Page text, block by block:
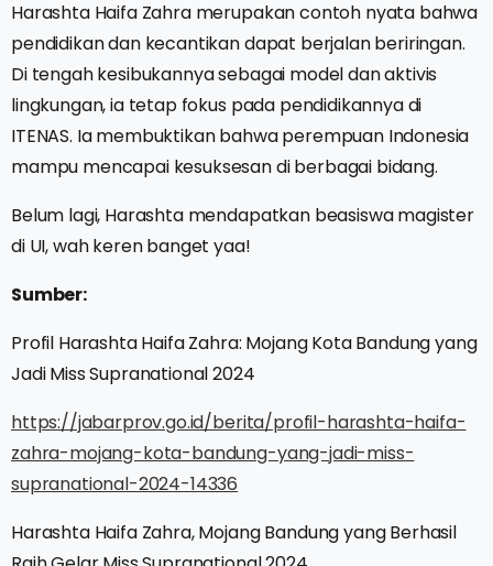
Harashta Haifa Zahra merupakan contoh nyata bahwa
pendidikan dan kecantikan dapat berjalan beriringan.
Di tengah kesibukannya sebagai model dan aktivis
lingkungan, ia tetap fokus pada pendidikannya di
ITENAS. Ia membuktikan bahwa perempuan Indonesia
mampu mencapai kesuksesan di berbagai bidang.
Belum lagi, Harashta mendapatkan beasiswa magister
di UI, wah keren banget yaa!
Sumber:
Profil Harashta Haifa Zahra: Mojang Kota Bandung yang
Jadi Miss Supranational 2024
https://jabarprov.go.id/berita/profil-harashta-haifa-
zahra-mojang-kota-bandung-yang-jadi-miss-
supranational-2024-14336
Harashta Haifa Zahra, Mojang Bandung yang Berhasil